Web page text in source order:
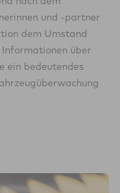
und -partner
dem Umstand
Informationen über
ein bedeutendes